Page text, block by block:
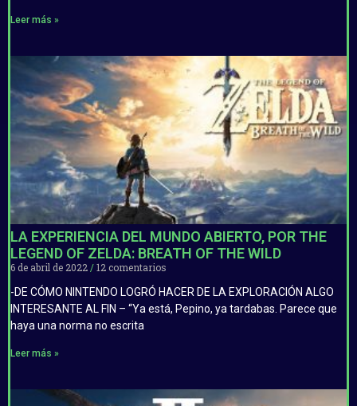
Leer más »
LA EXPERIENCIA DEL MUNDO ABIERTO, POR THE
LEGEND OF ZELDA: BREATH OF THE WILD
6 de abril de 2022
12 comentarios
-DE CÓMO NINTENDO LOGRÓ HACER DE LA EXPLORACIÓN ALGO
INTERESANTE AL FIN – “Ya está, Pepino, ya tardabas. Parece que
haya una norma no escrita
Leer más »